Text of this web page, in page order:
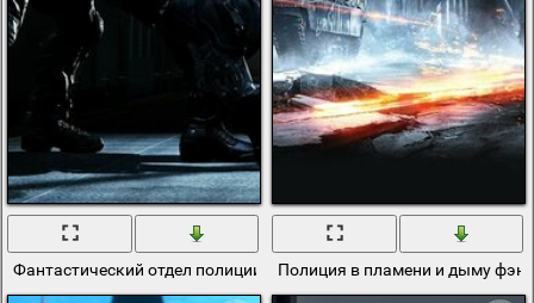
Фантастический отдел полиции в темнотеПолиция в пламени и дыму